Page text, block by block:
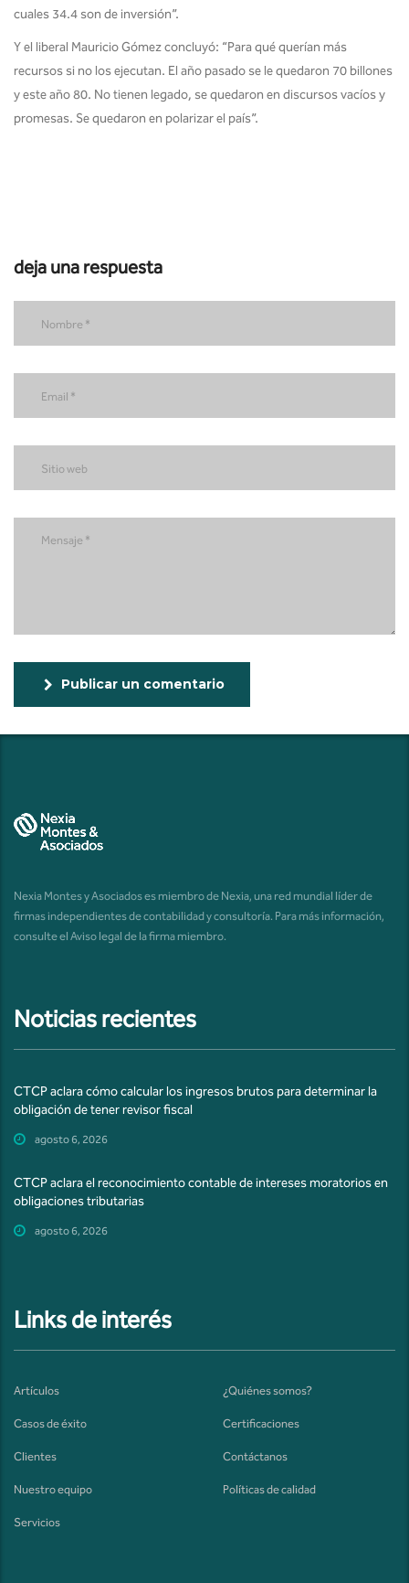
cuales 34.4 son de inversión”.
Y el liberal Mauricio Gómez concluyó: “Para qué querían más
recursos si no los ejecutan. El año pasado se le quedaron 70 billones
y este año 80. No tienen legado, se quedaron en discursos vacíos y
promesas. Se quedaron en polarizar el país”.
deja una respuesta
Publicar un comentario
Nexia Montes y Asociados es miembro de Nexia, una red mundial líder de
firmas independientes de contabilidad y consultoría. Para más información,
consulte el Aviso legal de la firma miembro.
Noticias recientes
CTCP aclara cómo calcular los ingresos brutos para determinar la
obligación de tener revisor fiscal
agosto 6, 2026
CTCP aclara el reconocimiento contable de intereses moratorios en
obligaciones tributarias
agosto 6, 2026
Links de interés
Artículos ¿Quiénes somos?
Casos de éxito Certificaciones
Clientes Contáctanos
Nuestro equipo Políticas de calidad
Servicios